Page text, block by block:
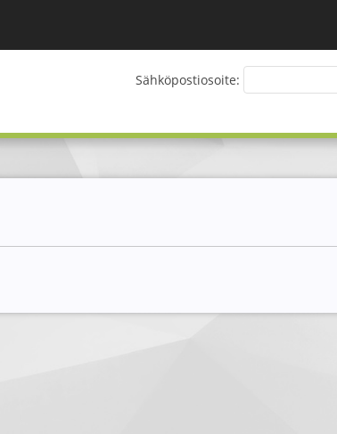
Kirjaudu sisään Tarjouspalveluun
Sähköpostiosoite: